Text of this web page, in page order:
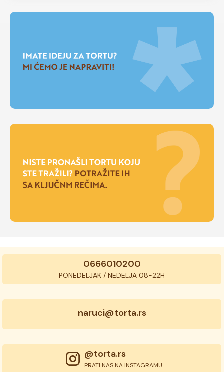
0666010200
PONEDELJAK / NEDELJA 08-22H
naruci@torta.rs
@torta.rs
PRATI NAS NA INSTAGRAMU